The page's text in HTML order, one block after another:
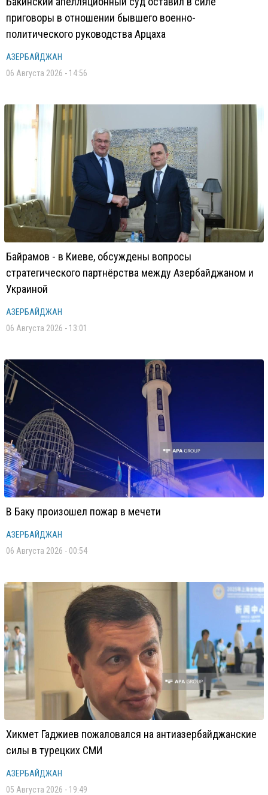
приговоры в отношении бывшего военно-
политического руководства Арцаха
АЗЕРБАЙДЖАН
06 Августа 2026 - 14:56
Байрамов - в Киеве, обсуждены вопросы
стратегического партнёрства между Азербайджаном и
Украиной
АЗЕРБАЙДЖАН
06 Августа 2026 - 13:01
В Баку произошел пожар в мечети
АЗЕРБАЙДЖАН
06 Августа 2026 - 00:54
Хикмет Гаджиев пожаловался на антиазербайджанские
силы в турецких СМИ
АЗЕРБАЙДЖАН
05 Августа 2026 - 19:49